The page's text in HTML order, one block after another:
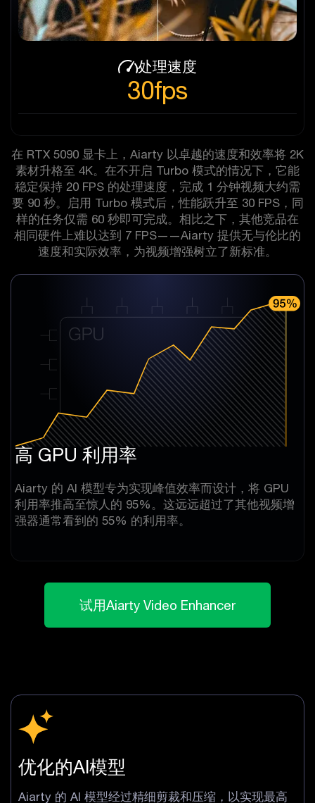
处理速度
30fps
在 RTX 5090 显卡上，Aiarty 以卓越的速度和效率将 2K
素材升格至 4K。在不开启 Turbo 模式的情况下，它能
稳定保持 20 FPS 的处理速度，完成 1 分钟视频大约需
要 90 秒。启用 Turbo 模式后，性能跃升至 30 FPS，同
样的任务仅需 60 秒即可完成。相比之下，其他竞品在
相同硬件上难以达到 7 FPS——Aiarty 提供无与伦比的
速度和实际效率，为视频增强树立了新标准。
高 GPU 利用率
Aiarty 的 AI 模型专为实现峰值效率而设计，将 GPU
利用率推高至惊人的 95%。这远远超过了其他视频增
强器通常看到的 55% 的利用率。
试用Aiarty Video Enhancer
优化的AI模型
Aiarty 的 AI 模型经过精细剪裁和压缩，以实现最高